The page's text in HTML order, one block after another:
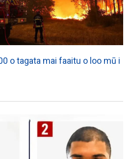
o tagata mai faaitu o loo mū i